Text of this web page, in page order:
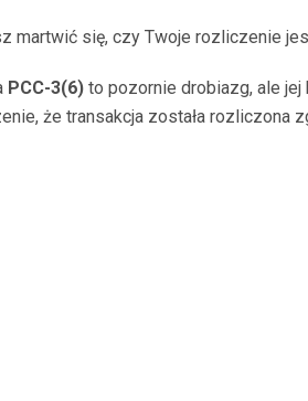
martwić się, czy Twoje rozliczenie
PCC-3(6) to pozornie drobiazg, ale
że transakcja została rozliczona